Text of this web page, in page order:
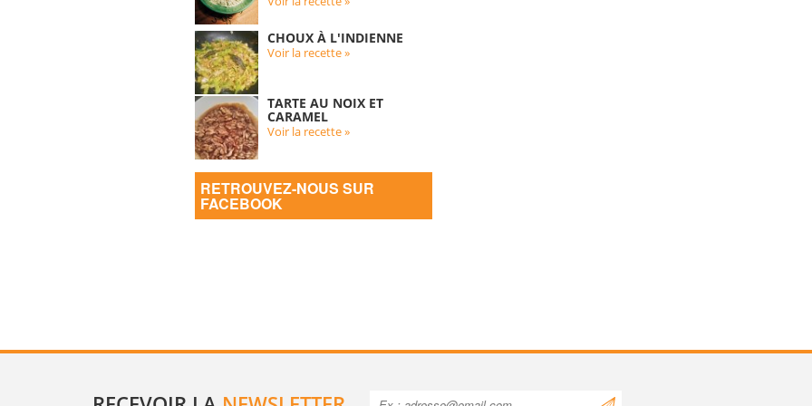
CHOUX À L'INDIENNE
Voir la recette »
TARTE AU NOIX ET
CARAMEL
Voir la recette »
RETROUVEZ-NOUS SUR
FACEBOOK